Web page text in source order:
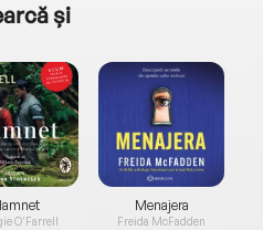
și
O'Farrell
Menajera
Freida McFadden